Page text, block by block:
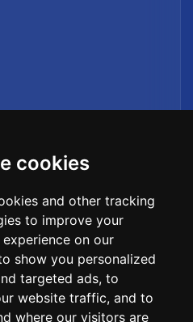
cookies
and other tracking
to improve your
on our
show you personalized
targeted ads, to
website traffic, and to
where our visitors are
para
del alumno y reforzar su
y entidades deportivas.